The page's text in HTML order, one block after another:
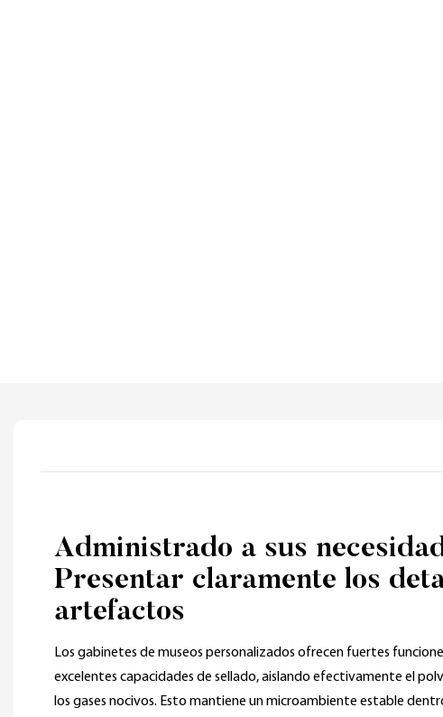
Administrado a sus
Presentar claramente los
artefactos
Los gabinetes de museos personalizados ofrecen fuertes
excelentes capacidades de sellado, aislando efectivamente el
los gases nocivos. Esto mantiene un microambiente estable